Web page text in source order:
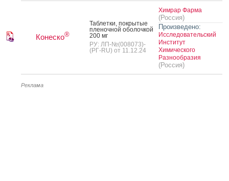
Конеско®
Таб­летки, пок­ры­тые
пле­ноч­ной обо­лоч­кой
200 мг
РУ: ЛП-№(008073)-
(РГ-RU) от 11.12.24
Химрар Фарма
(Россия)
Произведено:
Исследовательский
Институт
Химического
Разнообразия
(Россия)
Реклама